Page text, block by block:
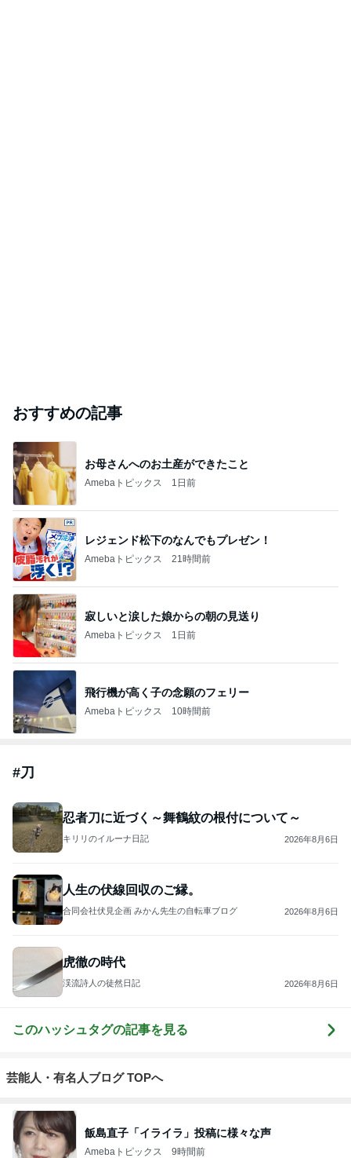
おすすめの記事
お母さんへのお土産ができたこと
Amebaトピックス 1日前
レジェンド松下のなんでもプレゼン！
Amebaトピックス 21時間前
寂しいと涙した娘からの朝の見送り
Amebaトピックス 1日前
飛行機が高く子の念願のフェリー
Amebaトピックス 10時間前
#刀
忍者刀に近づく～舞鶴紋の根付について～
キリリのイルーナ日記 2026年8月6日
人生の伏線回収のご縁。
合同会社伏見企画 みかん先生の自転車ブログ 2026年8月6日
虎徹の時代
渓流詩人の徒然日記 2026年8月6日
このハッシュタグの記事を見る
芸能人・有名人ブログ TOPへ
飯島直子「イライラ」投稿に様々な声
Amebaトピックス 9時間前